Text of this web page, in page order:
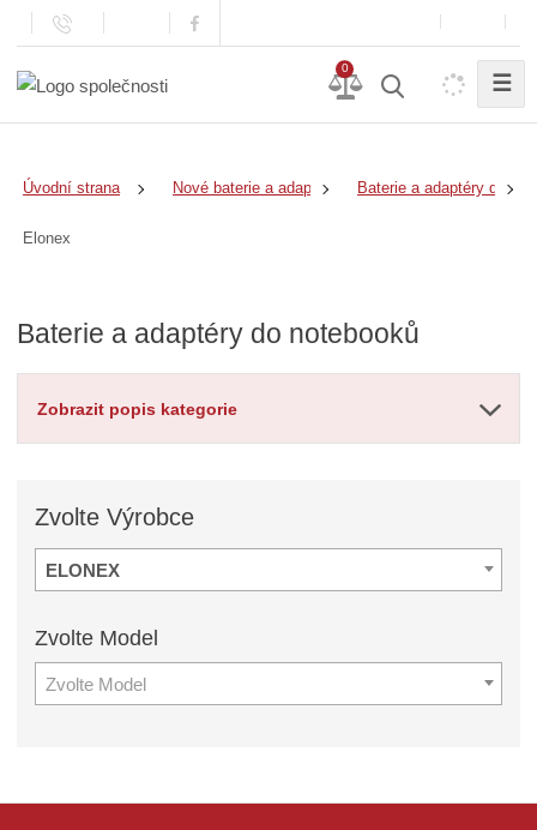
0
☰
Úvodní strana Nové baterie a adaptéry Baterie a adaptéry do
Elonex
Baterie a adaptéry do notebooků
Zobrazit popis kategorie
ZvolteVýrobce
ELONEX
Zvolte Model
Zvolte Model